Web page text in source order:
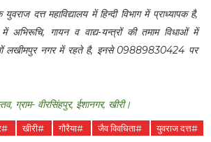
दत्त महाविद्यालय में हिन्दी विभाग में प्राध्यापक है,
में अभिरूचि, गायन व वाद्य-यन्त्रों की तमाम विधाओं में
लखीमपुर नगर में रहते है, इनसे 09889830424 पर
ग्राम- वीरसिंहपुर, ईशानगर, खीरी।
खीरी# गौरैया# जैव विवधिता#
युवराज दत्त#